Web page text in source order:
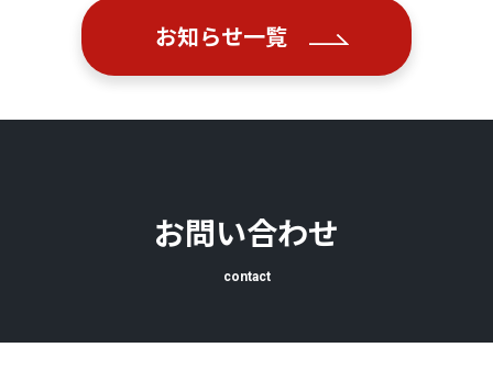
お知らせ一覧
お問い合わせ
contact